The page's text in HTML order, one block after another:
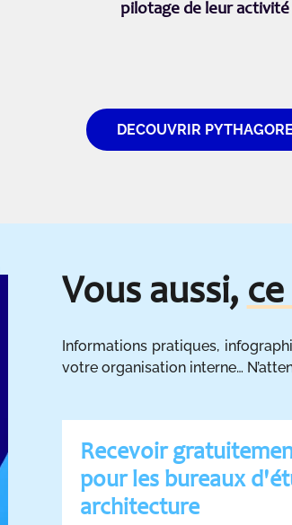
pilotage de leur activité
DECOUVRIR PYTHAGORE
Vous aussi,
Informations pratiques,
votre organisation interne…
Recevoir
pour les bureaux
architecture